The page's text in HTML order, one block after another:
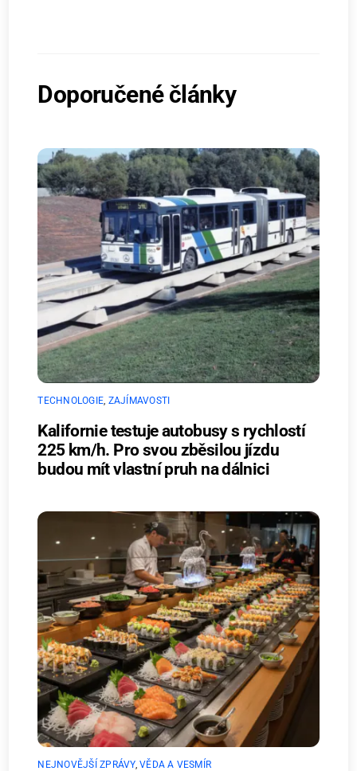
Doporučené články
TECHNOLOGIE, ZAJÍMAVOSTI
Kalifornie testuje autobusy s rychlostí
225 km/h. Pro svou zběsilou jízdu
budou mít vlastní pruh na dálnici
NEJNOVĚJŠÍ ZPRÁVY,VĚDA A VESMÍR